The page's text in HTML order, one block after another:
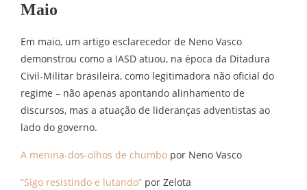
Maio
Em maio, um artigo esclarecedor de Neno Vasco
demonstrou como a IASD atuou, na época da Ditadura
Civil-Militar brasileira, como legitimadora não oficial do
regime – não apenas apontando alinhamento de
discursos, mas a atuação de lideranças adventistas ao
lado do governo.
A menina-dos-olhos de chumbo por Neno Vasco
“Sigo resistindo e lutando” por Zelota